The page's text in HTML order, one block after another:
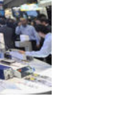
の「二つ星」宣言